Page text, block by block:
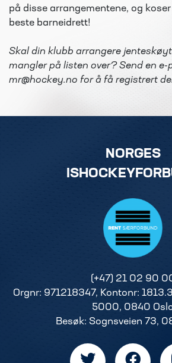
på disse arrangementene, og
beste barneidrett!
Skal din klubb arrangere
mangler på listen over? Send en e-
mr@hockey.no for å få registrert
NORGES
(+47) 21 02 90
Orgnr: 971218347, Kontonr:
5000, 0840
Besøk: Sognsveien 73,